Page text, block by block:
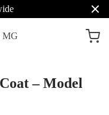
– Model